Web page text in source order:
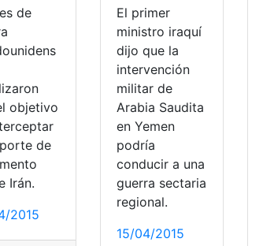
de
objetivo
de
Irán.
2015
El primer
ministro iraquí
dijo que la
intervención
militar de
Arabia Saudita
en Yemen
podría
conducir a una
guerra sectaria
regional.
15/04/2015